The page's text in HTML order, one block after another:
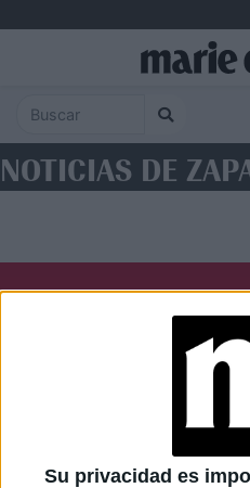
Su privacidad es
NOTICIAS DE
Caras
Weekend